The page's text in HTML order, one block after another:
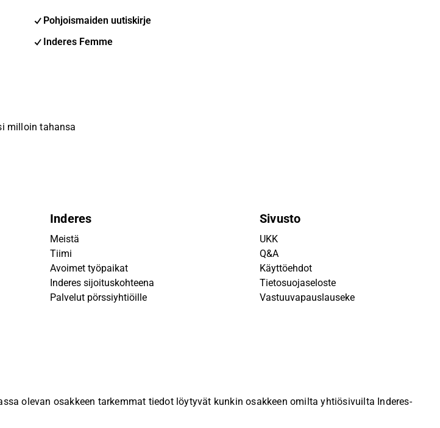
Pohjoismaiden uutiskirje
Inderes Femme
milloin tahansa
Inderes
Meistä
Tiimi
Avoimet työpaikat
Inderes sijoituskohteena
Palvelut pörssiyhtiöille
Sivusto
UKK
Q&A
Käyttöehdot
Tietosuojaseloste
Vastuuvapauslauseke
olevan osakkeen tarkemmat tiedot löytyvät kunkin osakkeen omilta yhtiösivuilta Inderes-